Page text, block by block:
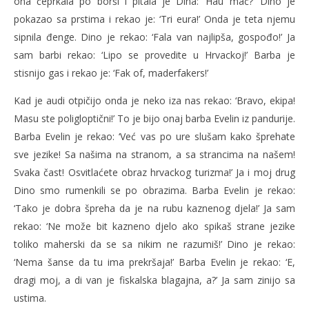
pokazao sa prstima i rekao je: ‘Tri eura!’ Onda je teta njemu
sipnila đenge. Dino je rekao: ‘Fala van najlipša, gospođo!’ Ja
sam barbi rekao: ‘Lipo se provedite u Hrvackoj!’ Barba je
stisnijo gas i rekao je: ‘Fak of, maderfakers!’
Kad je audi otpičijo onda je neko iza nas rekao: ‘Bravo, ekipa!
Masu ste poligloptični!’ To je bijo onaj barba Evelin iz pandurije.
Barba Evelin je rekao: ‘Već vas po ure slušam kako šprehate
sve jezike! Sa našima na stranom, a sa strancima na našem!
Svaka čast! Osvitlaćete obraz hrvackog turizma!’ Ja i moj drug
Dino smo rumenkili se po obrazima. Barba Evelin je rekao:
‘Tako je dobra špreha da je na rubu kaznenog djela!’ Ja sam
rekao: ‘Ne može bit kazneno djelo ako spikaš strane jezike
toliko maherski da se sa nikim ne razumiš!’ Dino je rekao:
‘Nema šanse da tu ima prekršaja!’ Barba Evelin je rekao: ‘E,
dragi moj, a di van je fiskalska blagajna, a?’ Ja sam zinijo sa
ustima.